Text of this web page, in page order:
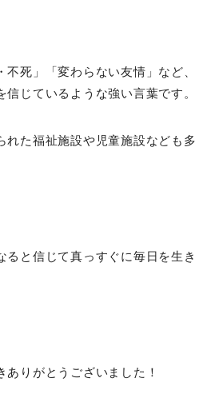
不死」「変わらない友情」など、
信じているような強い言葉です。
れた福祉施設や児童施設なども多
ると信じて真っすぐに毎日を生き
りがとうございました！